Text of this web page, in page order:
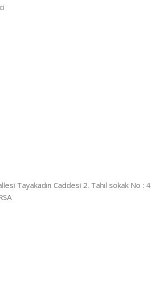
Tayakadın Caddesi 2. Tahıl sokak No : 4